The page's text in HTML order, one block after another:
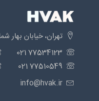
تهران، خیابان بهار
77534123 021
77510549 021
info@hvak.ir